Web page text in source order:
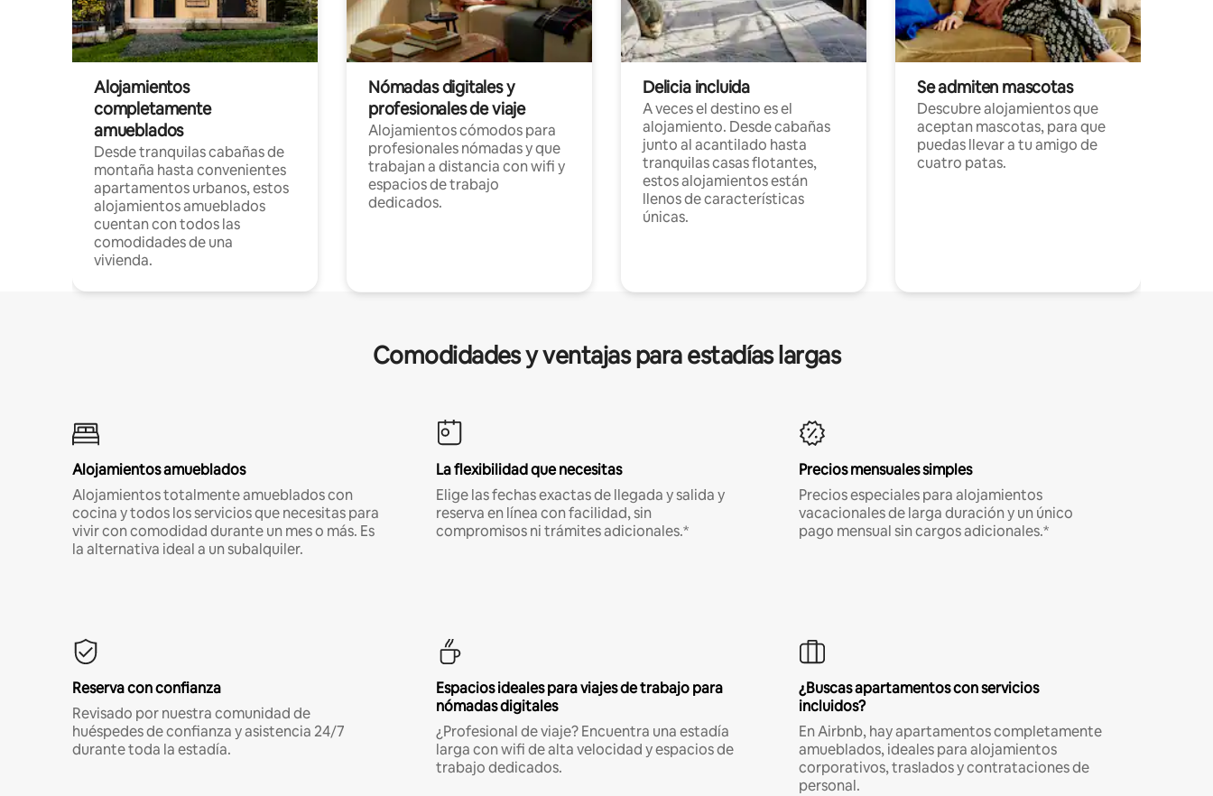
Alojamientos
completamente
amueblados
Desde tranquilas cabañas de
montaña hasta convenientes
apartamentos urbanos, estos
alojamientos amueblados
cuentan con todos las
comodidades de una
vivienda.
Nómadas digitales y
profesionales de viaje
Alojamientos cómodos para
profesionales nómadas y que
trabajan a distancia con wifi y
espacios de trabajo
dedicados.
Delicia incluida
A veces el destino es el
alojamiento. Desde cabañas
junto al acantilado hasta
tranquilas casas flotantes,
estos alojamientos están
llenos de características
únicas.
Se admiten mascotas
Descubre alojamientos que
aceptan mascotas, para que
puedas llevar a tu amigo de
cuatro patas.
Comodidades y ventajas para estadías largas
Alojamientos amueblados
Alojamientos totalmente amueblados con
cocina y todos los servicios que necesitas para
vivir con comodidad durante un mes o más. Es
la alternativa ideal a un subalquiler.
La flexibilidad que necesitas
Elige las fechas exactas de llegada y salida y
reserva en línea con facilidad, sin
compromisos ni trámites adicionales.*
Precios mensuales simples
Precios especiales para alojamientos
vacacionales de larga duración y un único
pago mensual sin cargos adicionales.*
Reserva con confianza
Revisado por nuestra comunidad de
huéspedes de confianza y asistencia 24/7
durante toda la estadía.
Espacios ideales para viajes de trabajo para
nómadas digitales
¿Profesional de viaje? Encuentra una estadía
larga con wifi de alta velocidad y espacios de
trabajo dedicados.
¿Buscas apartamentos con servicios
incluidos?
En Airbnb, hay apartamentos completamente
amueblados, ideales para alojamientos
corporativos, traslados y contrataciones de
personal.